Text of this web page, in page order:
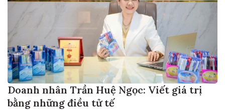
Doanh nhân Trần Huệ Ngọc: Viết giá trị
bằng những điều tử tế